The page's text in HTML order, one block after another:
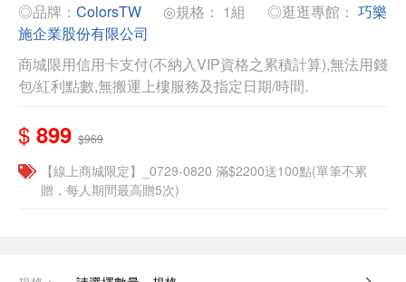
◎品牌： ColorsTW ◎規格： 1組 ◎逛逛專館： 巧樂
施企業股份有限公司
商城限用信用卡支付(不納入VIP資格之累積計算),無法用錢
包/紅利點數,無搬運上樓服務及指定日期/時間.
$ 899 $969
【線上商城限定】_0729-0820 滿$2200送100點(單筆不累
贈，每人期間最高贈5次)